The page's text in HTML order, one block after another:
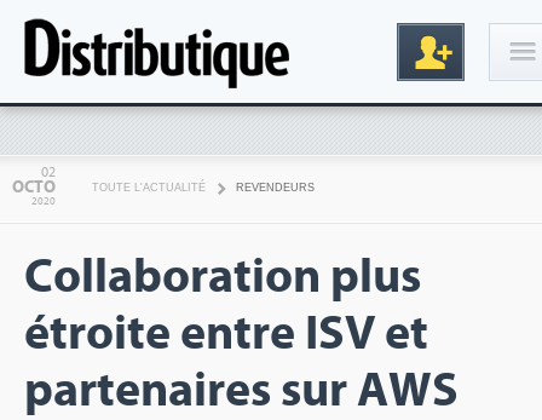
Inscription
02
OCTO
2020
TOUTE L'ACTUALITÉ REVENDEURS
Collaboration plus
étroite entre ISV et
partenaires sur AWS